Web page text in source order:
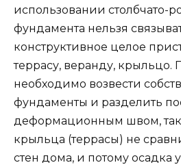
использовании столбчато-
фундамента нельзя
конструктивное целое
террасу, веранду, крыльцо.
необходимо возвести
фундаменты и разделить
деформационным швом, так
крыльца (террасы) не
стен дома, и потому осадка